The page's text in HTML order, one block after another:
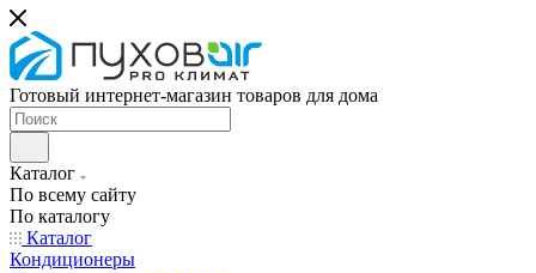
Готовый интернет-магазин товаров для дома
Каталог
По всему сайту
По каталогу
Каталог
Кондиционеры